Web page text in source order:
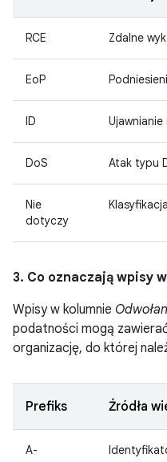
RCE Zdalne
EoP
ID
DoS Atak typu
Nie
dotyczy
3. Co oznaczają wpisy
Wpisy w kolumnie
podatności mogą
organizację, do której
Prefiks Źródła
A-